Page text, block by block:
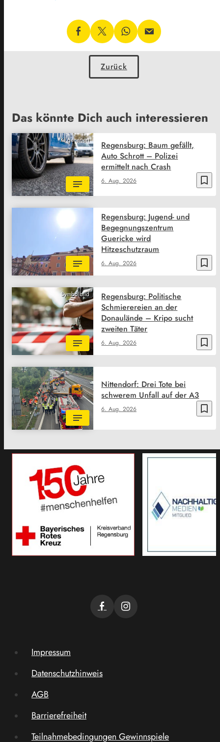
Zurück
Das könnte Dich auch interessieren
KI generiert
bookmark_border
6. Aug. 2026
Regensburg: Baum gefällt,
Auto Schrott – Polizei
ermittelt nach Crash
bookmark_border
6. Aug. 2026
Regensburg: Jugend- und
Begegnungszentrum
Guericke wird
Hitzeschutzraum
Symbolbild
bookmark_border
6. Aug. 2026
Regensburg: Politische
Schmierereien an der
Donaulände – Kripo sucht
zweiten Täter
bookmark_border
6. Aug. 2026
Nittendorf: Drei Tote bei
schwerem Unfall auf der A3
Impressum
Datenschutzhinweis
AGB
Barrierefreiheit
Teilnahmebedingungen Gewinnspiele